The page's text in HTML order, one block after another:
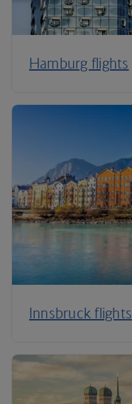
Hamburg flights
Innsbruck flights